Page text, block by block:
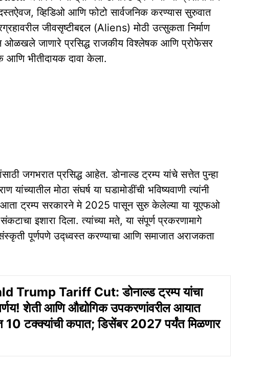
व्हिडिओ आणि फोटो सार्वजनिक करण्यास सुरुवात
जीवसृष्टीबद्दल (Aliens) मोठी उत्सुकता निर्माण
ओळखले जाणारे प्रसिद्ध राजकीय विश्लेषक आणि प्रोफेसर
भीतीदायक दावा केला.
जगभरात प्रसिद्ध आहेत. डोनाल्ड ट्रम्प यांचे सत्तेत पुन्हा
मोठा संघर्ष या घडामोडींची भविष्यवाणी त्यांनी
ट्रम्प सरकारने मे 2025 पासून सुरु केलेल्या या यूएफओ
इशारा दिला. त्यांच्या मते, या संपूर्ण प्रकरणामागे
पूर्णपणे उद्ध्वस्त करण्याचा आणि समाजात अराजकता
Trump Tariff Cut: डोनाल्ड ट्रम्प यांचा
शेती आणि औद्योगिक उपकरणांवरील आयात
10 टक्क्यांची कपात; डिसेंबर 2027 पर्यंत मिळणार